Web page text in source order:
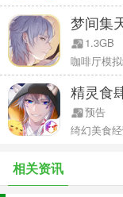
梦间集
1.3GB
咖啡厅模
精灵食
预告
绮幻美食
相关资讯